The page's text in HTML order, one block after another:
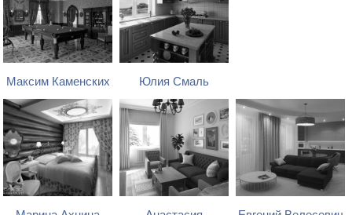
Максим Каменских Юлия Смаль